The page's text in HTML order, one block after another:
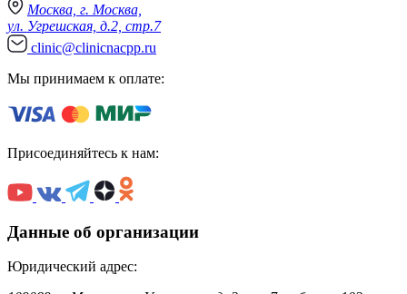
Москва, г. Москва,
ул. Угрешская, д.2, стр.7
clinic@clinicnacpp.ru
Мы принимаем к оплате:
Присоединяйтесь к нам:
Данные об организации
Юридический адрес: